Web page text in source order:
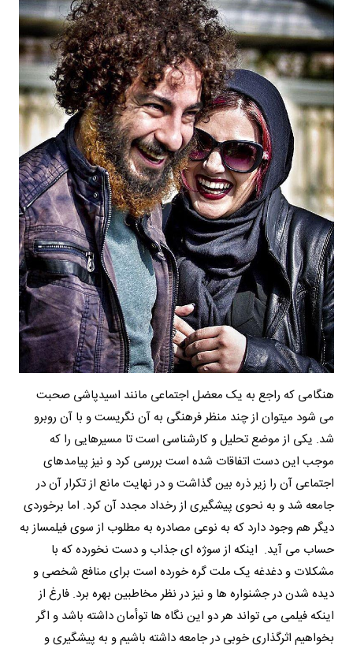
هنگامی که راجع به یک معضل اجتماعی مانند اسیدپاشی صحبت
می شود میتوان از چند منظر فرهنگی به آن نگریست و با آن روبرو
شد. یکی از موضع تحلیل و کارشناسی است تا مسیرهایی را که
موجب این دست اتفاقات شده است بررسی کرد و نیز پیامدهای
اجتماعی آن را زیر ذره بین گذاشت و در نهایت مانع از تکرار آن در
جامعه شد و به نحوی پیشگیری از رخداد مجدد آن کرد. اما برخوردی
دیگر هم وجود دارد که به نوعی مصادره به مطلوب از سوی فیلمساز به
حساب می آید. اینکه از سوژه ای جذاب و دست نخورده که با
مشکلات و دغدغه یک ملت گره خورده است برای منافع شخصی و
دیده شدن در جشنواره ها و نیز در نظر مخاطبین بهره برد. فارغ از
اینکه فیلمی می تواند هر دو این نگاه ها توأمان داشته باشد و اگر
بخواهیم اثرگذاری خوبی در جامعه داشته باشیم و به پیشگیری و